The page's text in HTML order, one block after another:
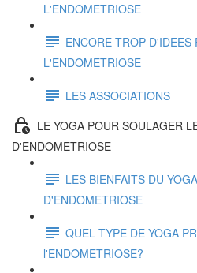
L'ENDOMETRIOSE
ENCORE TROP D'IDEES
L'ENDOMETRIOSE
LES ASSOCIATIONS
LE YOGA POUR SOULAGER
D'ENDOMETRIOSE
LES BIENFAITS DU
D'ENDOMETRIOSE
QUEL TYPE DE YOGA
l'ENDOMETRIOSE?